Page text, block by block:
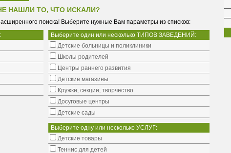
НАШЛИ ТО, ЧТО ИСКАЛИ?
поиска! Выберите нужные Вам параметры из списков:
Выберите один или несколько ТИПОВ ЗАВЕДЕНИЙ:
Детские больницы и поликлиники
Школы родителей
Центры раннего развития
Детские магазины
Кружки, секции, творчество
Досуговые центры
Детские сады
Выберите одну или несколько УСЛУГ:
Детские товары
Теннис для детей